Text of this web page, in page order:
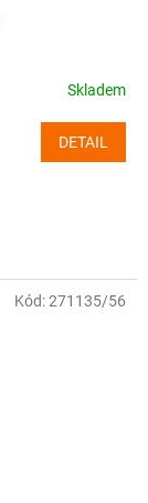
Skladem
DETAIL
Kód:271135/56